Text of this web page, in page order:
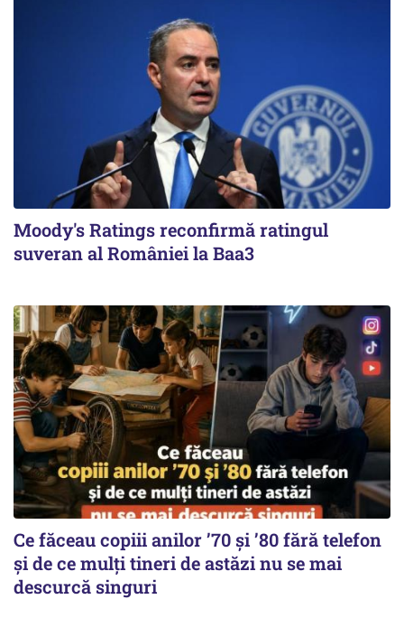
Moody's Ratings reconfirmă ratingul
suveran al României la Baa3
Ce făceau copiii anilor ’70 și ’80 fără telefon
și de ce mulți tineri de astăzi nu se mai
descurcă singuri